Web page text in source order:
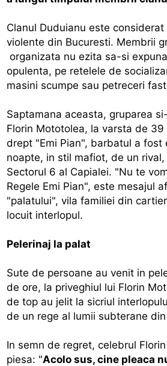
Clanul Duduianu este
violente din Bucuresti. Membrii
organizata nu ezita sa-si
opulenta, pe retelele de
masini scumpe sau petreceri
Saptamana aceasta, gruparea
Florin Mototolea, la varsta de
drept "Emi Pian", barbatul a fost
noapte, in stil mafiot, de un
Sectorul 6 al Capialei. "Nu te
Regele Emi Pian", este mesajul
"palatului", vila familiei din
locuit interlopul.
Pelerinaj la palat
Sute de persoane au venit in
de ore, la priveghiul lui Florin
de top au jelit la sicriul
de un rege al lumii subterane
In semn de regret, celebrul
piesa: "Acolo sus, cine pleaca